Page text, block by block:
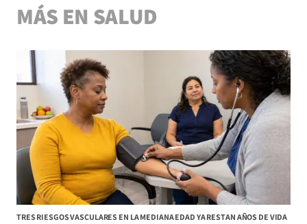
MÁS EN SALUD
TRES RIESGOS VASCULARES EN LA MEDIANA EDAD YA RESTAN AÑOS DE VIDA